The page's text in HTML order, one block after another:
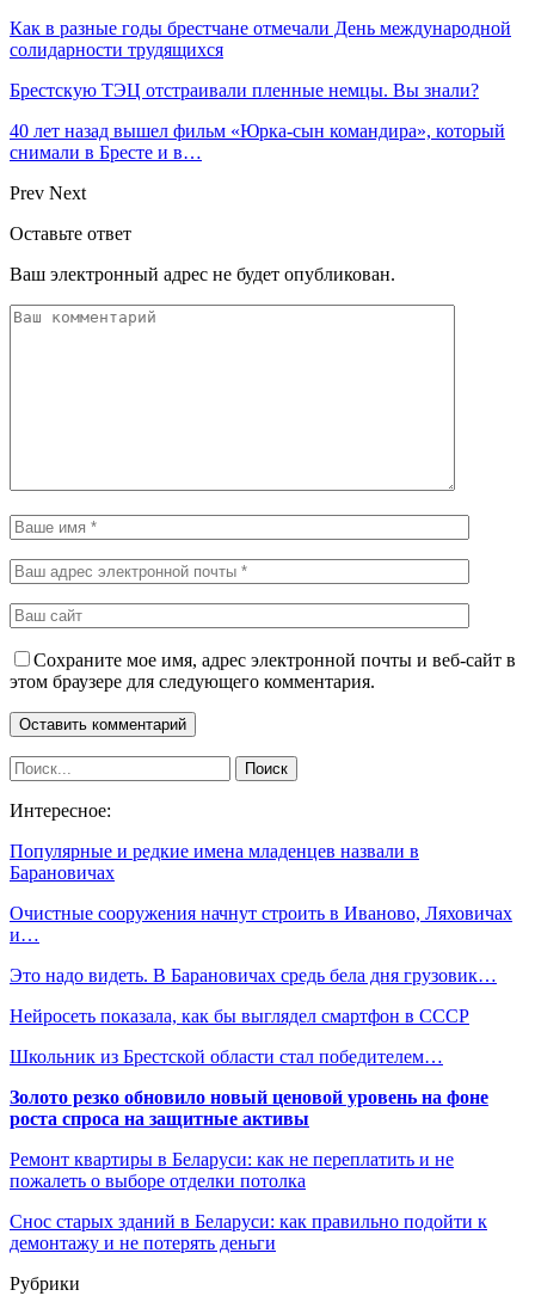
Как в разные годы брестчане отмечали День международной
солидарности трудящихся
Брестскую ТЭЦ отстраивали пленные немцы. Вы знали?
40 лет назад вышел фильм «Юрка-сын командира», который
снимали в Бресте и в…
Prev Next
Оставьте ответ
Ваш электронный адрес не будет опубликован.
Сохраните мое имя, адрес электронной почты и веб-сайт в
этом браузере для следующего комментария.
Интересное:
Популярные и редкие имена младенцев назвали в
Барановичах
Очистные сооружения начнут строить в Иваново, Ляховичах
и…
Это надо видеть. В Барановичах средь бела дня грузовик…
Нейросеть показала, как бы выглядел смартфон в СССР
Школьник из Брестской области стал победителем…
Золото резко обновило новый ценовой уровень на фоне
роста спроса на защитные активы
Ремонт квартиры в Беларуси: как не переплатить и не
пожалеть о выборе отделки потолка
Снос старых зданий в Беларуси: как правильно подойти к
демонтажу и не потерять деньги
Рубрики